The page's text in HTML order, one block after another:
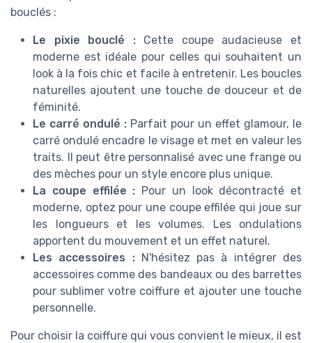
bouclés :
Le pixie bouclé :Cette coupe audacieuse et
moderne est idéale pour celles qui souhaitent un
look à la fois chic et facile à entretenir. Les boucles
naturelles ajoutent une touche de douceur et de
féminité.
Le carré ondulé : Parfait pour un effet glamour, le
carré ondulé encadre le visage et met en valeur les
traits. Il peut être personnalisé avec une frange ou
des mèches pour un style encore plus unique.
La coupe effilée : Pour un look décontracté et
moderne, optez pour une coupe effilée qui joue sur
les longueurs et les volumes. Les ondulations
apportent du mouvement et un effet naturel.
Les accessoires :N'hésitez pas à intégrer des
accessoires comme des bandeaux ou des barrettes
pour sublimer votre coiffure et ajouter une touche
personnelle.
Pour choisir la coiffure qui vous convient le mieux, il est